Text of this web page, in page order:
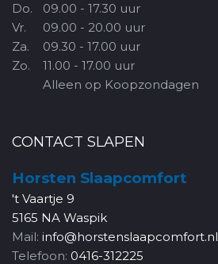
Do.
Vr.
Za.
Zo.
09.00 - 17.30 uur
09.00 - 20.00 uur
09.30 - 17.00 uur
11.00 - 17.00 uur
Alleen op Koopzondagen
CONTACT SLAPEN
Horsten Slaapcomfort
't Vaartje 9
5165 NA Waspik
Mail: info@horstenslaapcomfort.nl
Telefoon: 0416-312225